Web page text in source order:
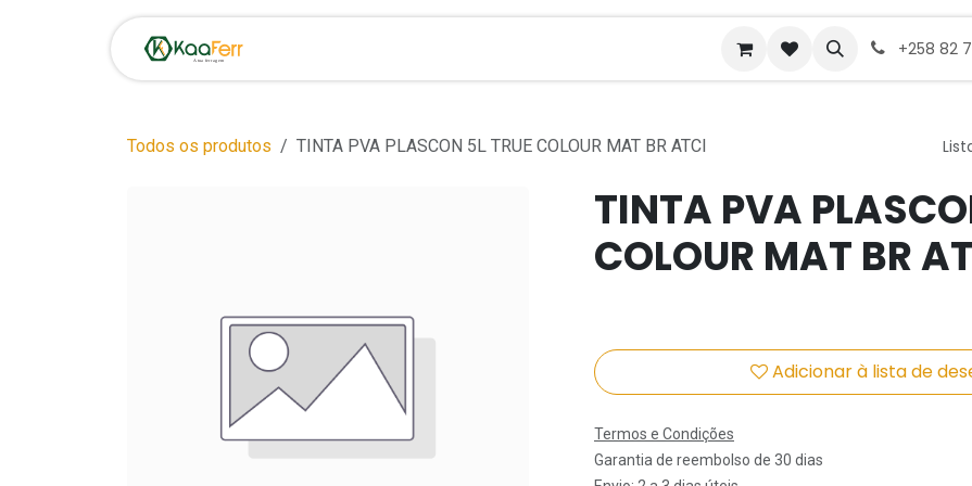
Pular para o conteúdo
+258 82
Todos os produtos TINTA PVA PLASCON 5L TRUE COLOUR MAT BR ATCI
TINTA PVA
COLOUR MAT BR
Adicionar à lista de
Termos e Condições
Garantia de reembolso de 30 dias